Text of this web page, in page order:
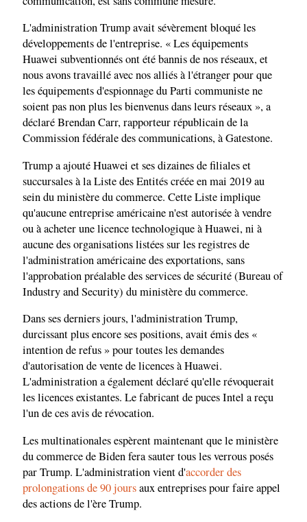
L'administration Trump avait sévèrement bloqué les
développements de l'entreprise. « Les équipements
Huawei subventionnés ont été bannis de nos réseaux, et
nous avons travaillé avec nos alliés à l'étranger pour que
les équipements d'espionnage du Parti communiste ne
soient pas non plus les bienvenus dans leurs réseaux », a
déclaré Brendan Carr, rapporteur républicain de la
Commission fédérale des communications, à Gatestone.
Trump a ajouté Huawei et ses dizaines de filiales et
succursales à la Liste des Entités créée en mai 2019 au
sein du ministère du commerce. Cette Liste implique
qu'aucune entreprise américaine n'est autorisée à vendre
ou à acheter une licence technologique à Huawei, ni à
aucune des organisations listées sur les registres de
l'administration américaine des exportations, sans
l'approbation préalable des services de sécurité (Bureau of
Industry and Security) du ministère du commerce.
Dans ses derniers jours, l'administration Trump,
durcissant plus encore ses positions, avait émis des «
intention de refus » pour toutes les demandes
d'autorisation de vente de licences à Huawei.
L'administration a également déclaré qu'elle révoquerait
les licences existantes. Le fabricant de puces Intel a reçu
l'un de ces avis de révocation.
Les multinationales espèrent maintenant que le ministère
du commerce de Biden fera sauter tous les verrous posés
par Trump. L'administration vient d'accorder des
prolongations de 90 joursaux entreprises pour faire appel
des actions de l'ère Trump.